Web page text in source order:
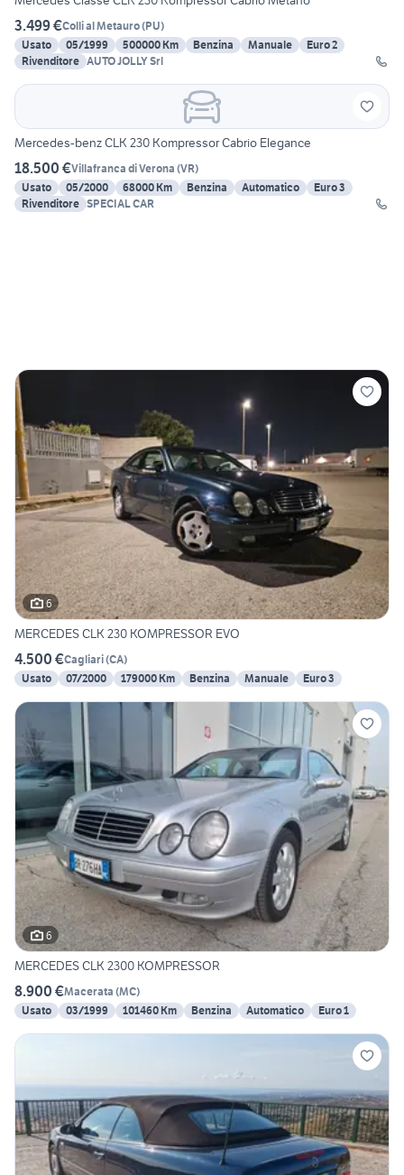
3.499 €Colli al Metauro(PU)
Usato
05/1999 500000 Km Benzina Manuale
Euro 2
Rivenditore AUTO JOLLY Srl
Mercedes-benz CLK 230 Kompressor Cabrio Elegance
18.500 €Villafranca di Verona (VR)
Usato
05/2000 68000 Km Benzina Automatico
Euro 3
Rivenditore SPECIAL CAR
6
MERCEDES CLK 230 KOMPRESSOR EVO
4.500 €Cagliari(CA)
Usato
07/2000 179000 Km Benzina Manuale Euro 3
6
MERCEDES CLK 2300 KOMPRESSOR
8.900 €Macerata (MC)
Usato
03/1999 101460 Km Benzina Automatico Euro 1